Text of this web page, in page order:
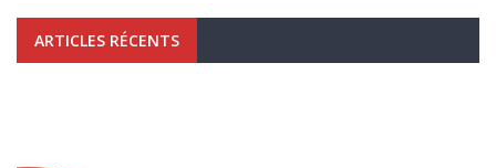
ARTICLES RÉCENTS